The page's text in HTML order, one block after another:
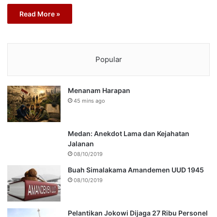
Read More »
Popular
Menanam Harapan
45 mins ago
Medan: Anekdot Lama dan Kejahatan
Jalanan
08/10/2019
Buah Simalakama Amandemen UUD 1945
08/10/2019
Pelantikan Jokowi Dijaga 27 Ribu Personel